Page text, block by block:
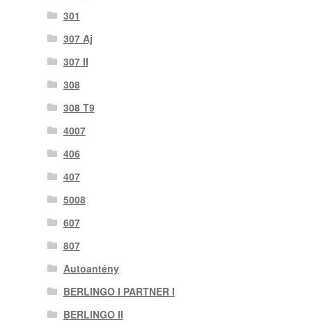
301
307 Aj
307 II
308
308 T9
4007
406
407
5008
607
807
Autoantény
BERLINGO I PARTNER I
BERLINGO II